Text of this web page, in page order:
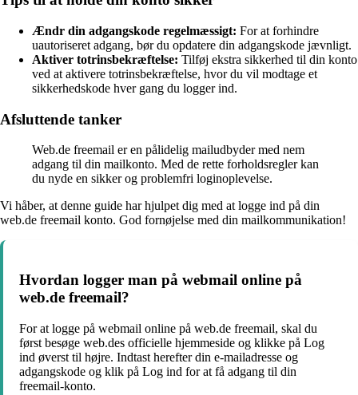
Ændr din adgangskode regelmæssigt: For at forhindre
uautoriseret adgang, bør du opdatere din adgangskode jævnligt.
Aktiver totrinsbekræftelse: Tilføj ekstra sikkerhed til din konto
ved at aktivere totrinsbekræftelse, hvor du vil modtage et
sikkerhedskode hver gang du logger ind.
Afsluttende tanker
Web.de freemail er en pålidelig mailudbyder med nem
adgang til din mailkonto. Med de rette forholdsregler kan
du nyde en sikker og problemfri loginoplevelse.
Vi håber, at denne guide har hjulpet dig med at logge ind på din
web.de freemail konto. God fornøjelse med din mailkommunikation!
Hvordan logger man på webmail online på
web.de freemail?
For at logge på webmail online på web.de freemail, skal du
først besøge web.des officielle hjemmeside og klikke på Log
ind øverst til højre. Indtast herefter din e-mailadresse og
adgangskode og klik på Log ind for at få adgang til din
freemail-konto.